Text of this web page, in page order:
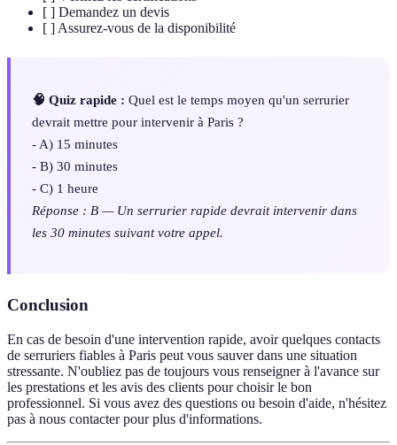
[ ] Demandez un devis
[ ] Assurez-vous de la disponibilité
🧠 Quiz rapide : Quel est le temps moyen qu'un serrurier
devrait mettre pour intervenir à Paris ?
- A) 15 minutes
- B) 30 minutes
- C) 1 heure
Réponse : B — Un serrurier rapide devrait intervenir dans
les 30 minutes suivant votre appel.
Conclusion
En cas de besoin d'une intervention rapide, avoir quelques contacts
de serruriers fiables à Paris peut vous sauver dans une situation
stressante. N'oubliez pas de toujours vous renseigner à l'avance sur
les prestations et les avis des clients pour choisir le bon
professionnel. Si vous avez des questions ou besoin d'aide, n'hésitez
pas à nous contacter pour plus d'informations.